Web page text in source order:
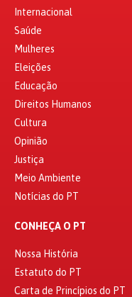
Internacional
Saúde
Mulheres
Eleições
Educação
Direitos Humanos
Cultura
Opinião
Justiça
Meio Ambiente
Notícias do PT
CONHEÇA O PT
Nossa História
Estatuto do PT
Carta de Princípios do PT